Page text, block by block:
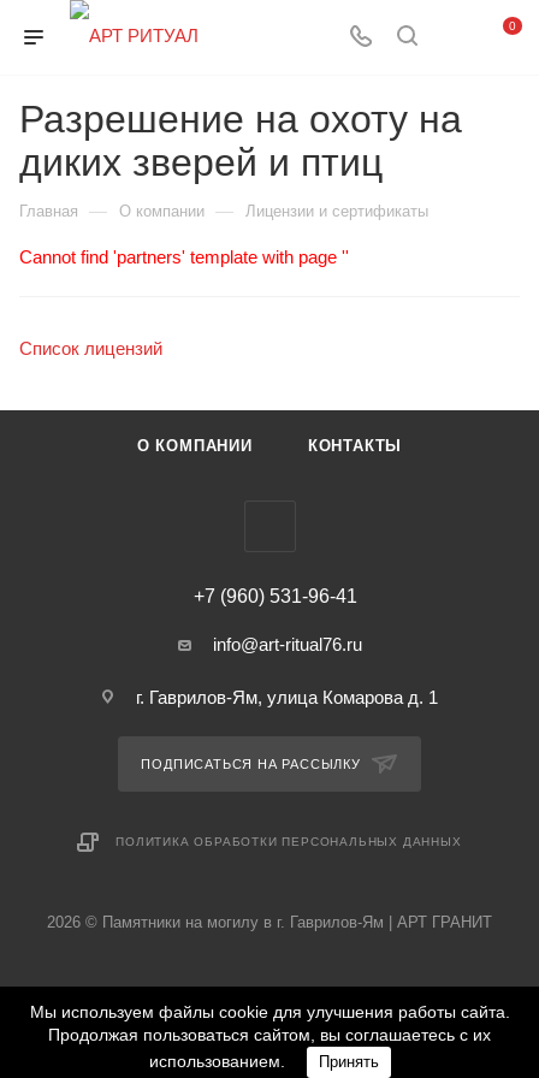
0
Разрешение на охоту на
диких зверей и птиц
Главная — О компании — Лицензии и сертификаты
Cannot find 'partners' template with page ''
Список лицензий
О КОМПАНИИ КОНТАКТЫ
+7 (960) 531-96-41
info@art-ritual76.ru
г. Гаврилов-Ям, улица Комарова д. 1
ПОДПИСАТЬСЯ НА РАССЫЛКУ
ПОЛИТИКА ОБРАБОТКИ ПЕРСОНАЛЬНЫХ ДАННЫХ
2026 © Памятники на могилу в г. Гаврилов-Ям | АРТ ГРАНИТ
Мы используем файлы cookie для улучшения работы сайта.
Продолжая пользоваться сайтом, вы соглашаетесь с их
использованием.
Принять